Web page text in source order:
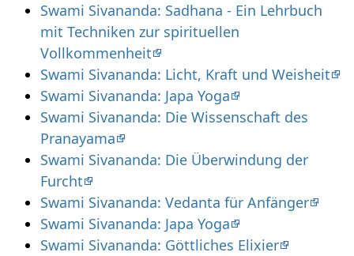
Swami Sivananda: Sadhana - Ein Lehrbuch
mit Techniken zur spirituellen
Vollkommenheit
Swami Sivananda: Licht, Kraft und Weisheit
Swami Sivananda: Japa Yoga
Swami Sivananda: Die Wissenschaft des
Pranayama
Swami Sivananda: Die Überwindung der
Furcht
Swami Sivananda: Vedanta für Anfänger
Swami Sivananda: Japa Yoga
Swami Sivananda: Göttliches Elixier